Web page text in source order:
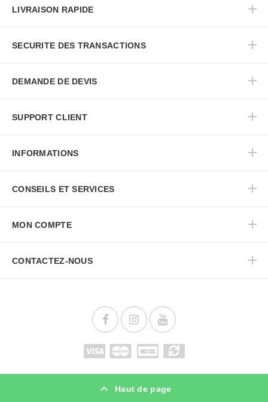
LIVRAISON RAPIDE
SECURITE DES TRANSACTIONS
DEMANDE DE DEVIS
SUPPORT CLIENT
INFORMATIONS
CONSEILS ET SERVICES
MON COMPTE
CONTACTEZ-NOUS
Haut de page